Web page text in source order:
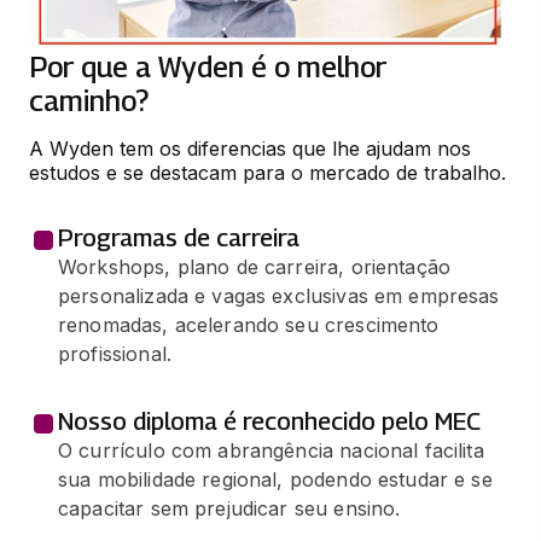
COMPLEMENTARES
65 horas
TERAPIA OCUP. NA SAUDE MENTAL E
TRANSTORNOS COG.
65 horas
TERAPIA OCUPACIONAL EM
NEUROLOGIA
66 horas
TERAPIA OCUPACIONAL SOCIAL E EM
66 horas
APLICACOES DE PRATICAS CORPORAIS
EM TERAPIA OCUPACIONAL
Por que a Wyden é o melhor
caminho?
A Wyden tem os diferencias que lhe ajudam nos
estudos e se destacam para o mercado de trabalho.
Programas de carreira
Workshops, plano de carreira, orientação
personalizada e vagas exclusivas em empresas
renomadas, acelerando seu crescimento
profissional.
Nosso diploma é reconhecido pelo MEC
O currículo com abrangência nacional facilita
sua mobilidade regional, podendo estudar e se
capacitar sem prejudicar seu ensino.